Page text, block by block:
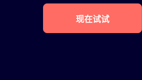
现在试试